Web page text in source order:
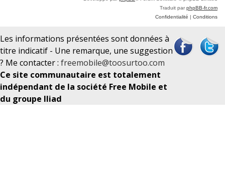
Traduit parphpBB-fr.com
Confidentialité | Conditions
Les informations présentées sont données à
titre indicatif - Une remarque, une suggestion
? Me contacter : freemobile@toosurtoo.com
Ce site communautaire est totalement
indépendant de la société Free Mobile et
du groupe Iliad